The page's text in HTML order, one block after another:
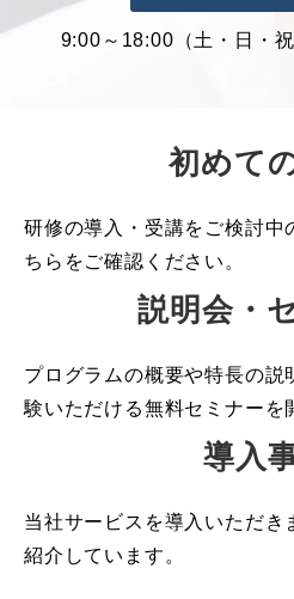
9:00～18:00（土・日・
初めて
研修の導入・受講をご検討中
ちらをご確認ください。
説明会・
プログラムの概要や特長の説
験いただける無料セミナーを
導入
当社サービスを導入いただき
紹介しています。